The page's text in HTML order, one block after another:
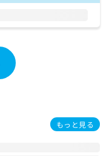
もっと見る